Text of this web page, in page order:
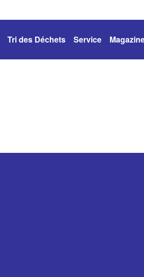
Tri des Déchets Service